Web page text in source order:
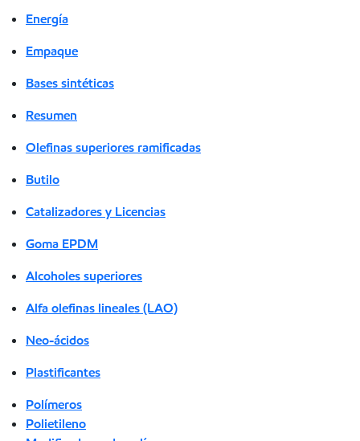
Energía
Empaque
Bases sintéticas
Resumen
Olefinas superiores ramificadas
Butilo
Catalizadores y Licencias
Goma EPDM
Alcoholes superiores
Alfa olefinas lineales (LAO)
Neo-ácidos
Plastificantes
Polímeros
Polietileno